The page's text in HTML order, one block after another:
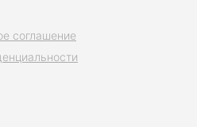
соглашение